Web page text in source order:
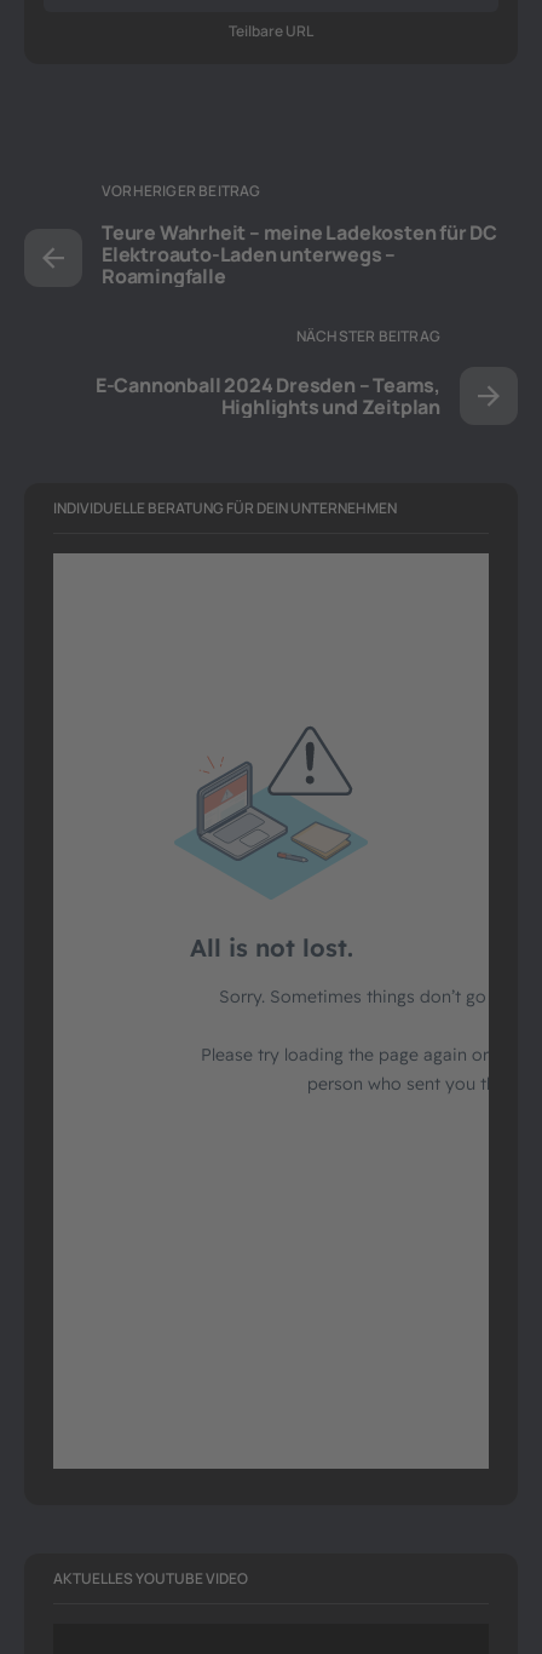
Teilbare URL
VORHERIGER BEITRAG
Teure Wahrheit – meine Ladekosten für DC
Elektroauto-Laden unterwegs –
Roamingfalle
NÄCHSTER BEITRAG
E-Cannonball 2024 Dresden – Teams,
Highlights und Zeitplan
INDIVIDUELLE BERATUNG FÜR DEIN UNTERNEHMEN
AKTUELLES YOUTUBE VIDEO